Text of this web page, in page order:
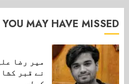
YOU MAY HAVE MISSED
میر رضا
نے قبر